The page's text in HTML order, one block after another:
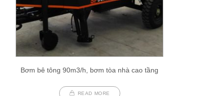
Bơm bê tông 90m3/h, bơm tòa nhà cao tầng
READ MORE